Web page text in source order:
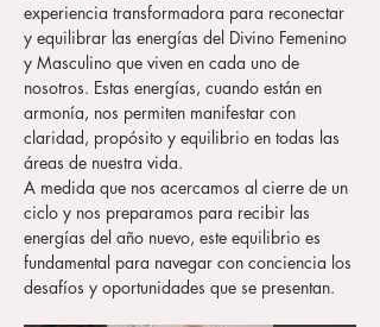
experiencia transformadora para reconectar
y equilibrar las energías del Divino Femenino
y Masculino que viven en cada uno de
nosotros. Estas energías, cuando están en
armonía, nos permiten manifestar con
claridad, propósito y equilibrio en todas las
áreas de nuestra vida.
A medida que nos acercamos al cierre de un
ciclo y nos preparamos para recibir las
energías del año nuevo, este equilibrio es
fundamental para navegar con conciencia los
desafíos y oportunidades que se presentan.